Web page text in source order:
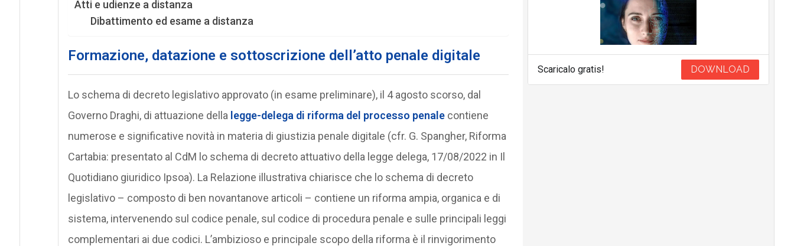
Atti e udienze a distanza
Dibattimento ed esame a distanza
Formazione, datazione e sottoscrizione dell’atto penale digitale
Lo schema di decreto legislativo approvato (in esame preliminare), il 4 agosto scorso, dal
Governo Draghi, di attuazione della legge-delega di riforma del processo penalecontiene
numerose e significative novità in materia di giustizia penale digitale (cfr. G. Spangher, Riforma
Cartabia: presentato al CdM lo schema di decreto attuativo della legge delega, 17/08/2022 in Il
Quotidiano giuridico Ipsoa). La Relazione illustrativa chiarisce che lo schema di decreto
legislativo – composto di ben novantanove articoli – contiene un riforma ampia, organica e di
sistema, intervenendo sul codice penale, sul codice di procedura penale e sulle principali leggi
complementari ai due codici. L’ambizioso e principale scopo della riforma è il rinvigorimento
Scaricalo gratis! DOWNLOAD